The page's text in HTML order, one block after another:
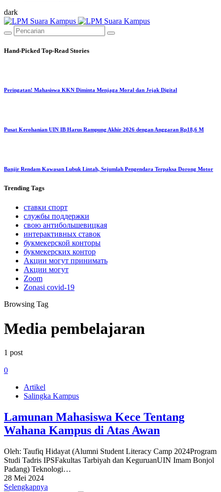
dark
Hand-Picked Top-Read Stories
Peringatan! Mahasiswa KKN Diminta Menjaga Moral dan Jejak Digital
Pusat Kerohanian UIN IB Harus Rampung Akhir 2026 dengan Anggaran Rp18,6 M
Banjir Rendam Kawasan Lubuk Lintah, Sejumlah Pengendara Terpaksa Dorong Motor
Trending Tags
ставки спорт
службы поддержки
свою антибольшевицкая
интерактивных ставок
букмекерской конторы
букмекерских контор
Акции могут принимать
Акции могут
Zoom
Zonasi covid-19
Browsing Tag
Media pembelajaran
1 post
0
Artikel
Salingka Kampus
Lamunan Mahasiswa Kece Tentang
Wahana Kampus di Atas Awan
Oleh: Taufiq Hidayat (Alumni Student Literacy Camp 2024Program
Studi Tadris IPSFakultas Tarbiyah dan KeguruanUIN Imam Bonjol
Padang) Teknologi…
28 Mei 2024
Selengkapnya